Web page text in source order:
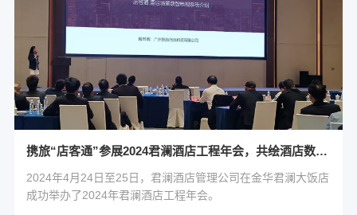
携旅“店客通”参展2024君澜酒店工程年会，共绘酒店数智化蓝图
2024年4月24日至25日，君澜酒店管理公司在金华君澜大饭店
成功举办了2024年君澜酒店工程年会。